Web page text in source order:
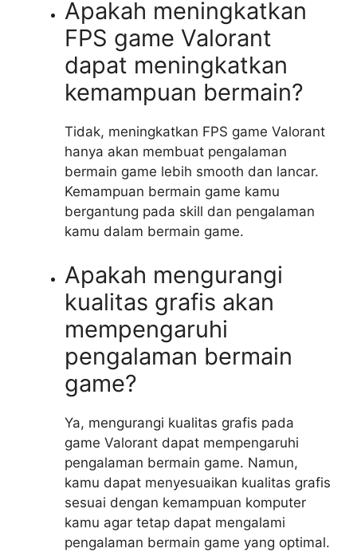
Apakah meningkatkan
FPS game Valorant
dapat meningkatkan
kemampuan bermain?
Tidak, meningkatkan FPS game Valorant
hanya akan membuat pengalaman
bermain game lebih smooth dan lancar.
Kemampuan bermain game kamu
bergantung pada skill dan pengalaman
kamu dalam bermain game.
Apakah mengurangi
kualitas grafis akan
mempengaruhi
pengalaman bermain
game?
Ya, mengurangi kualitas grafis pada
game Valorant dapat mempengaruhi
pengalaman bermain game. Namun,
kamu dapat menyesuaikan kualitas grafis
sesuai dengan kemampuan komputer
kamu agar tetap dapat mengalami
pengalaman bermain game yang optimal.